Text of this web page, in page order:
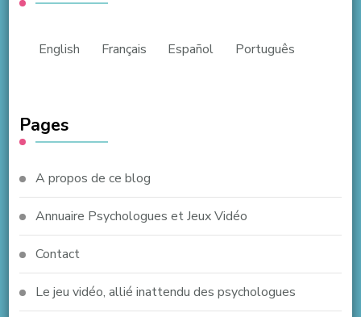
English Français Español Português
Pages
A propos de ce blog
Annuaire Psychologues et Jeux Vidéo
Contact
Le jeu vidéo, allié inattendu des psychologues